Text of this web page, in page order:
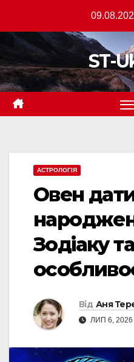
вмісту
ST-
АСТРОЛОГІЯ
Овен
Зодіаку
Від Аня
ЛИП 6, 2026